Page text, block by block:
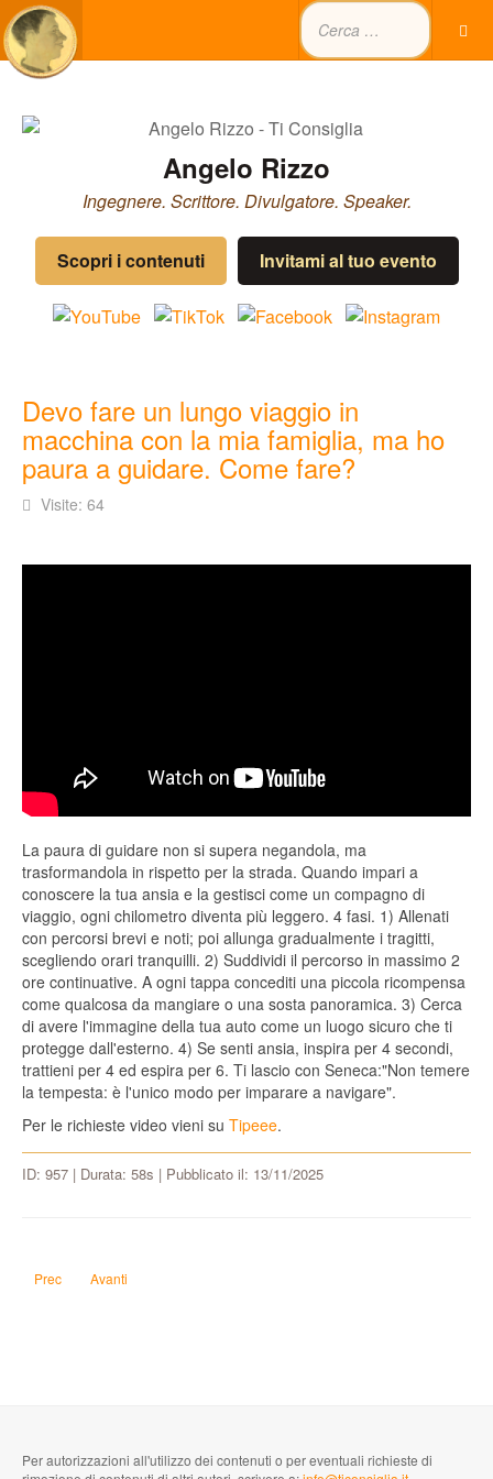
Angelo Rizzo
Ingegnere. Scrittore. Divulgatore. Speaker.
Scopri i contenuti Invitami al tuo evento
Devo fare un lungo viaggio in
macchina con la mia famiglia, ma ho
paura a guidare. Come fare?
Visite: 64
La paura di guidare non si supera negandola, ma
trasformandola in rispetto per la strada. Quando impari a
conoscere la tua ansia e la gestisci come un compagno di
viaggio, ogni chilometro diventa più leggero. 4 fasi. 1) Allenati
con percorsi brevi e noti; poi allunga gradualmente i tragitti,
scegliendo orari tranquilli. 2) Suddividi il percorso in massimo 2
ore continuative. A ogni tappa concediti una piccola ricompensa
come qualcosa da mangiare o una sosta panoramica. 3) Cerca
di avere l'immagine della tua auto come un luogo sicuro che ti
protegge dall'esterno. 4) Se senti ansia, inspira per 4 secondi,
trattieni per 4 ed espira per 6. Ti lascio con Seneca:"Non temere
la tempesta: è l'unico modo per imparare a navigare".
Per le richieste video vieni su Tipeee.
ID: 957 | Durata: 58s | Pubblicato il: 13/11/2025
Articolo precedente: Come rendere Ischia uno stato indipendente con i
Prec Articolo successivo: Come dimostrare l'età di Diego che sta
Avanti
Per autorizzazioni all'utilizzo dei contenuti o per eventuali richieste di